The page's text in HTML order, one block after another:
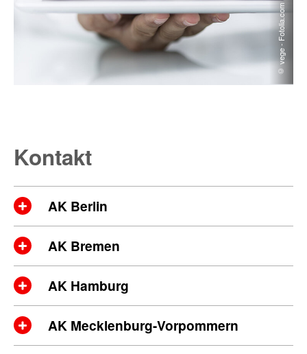
© vege - Fotolia.com
Kontakt
AK Berlin
AK Bremen
AK Hamburg
AK Mecklenburg-Vorpommern